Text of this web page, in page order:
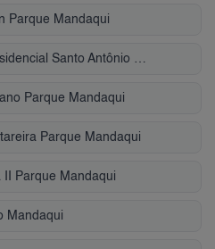
Parque Mandaqui
Parque Mandaqui
Parque Mandaqui
Parque Mandaqui
Mandaqui